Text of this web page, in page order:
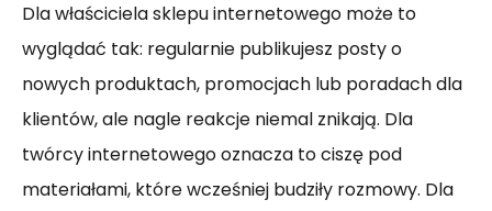
Dla właściciela sklepu internetowego może to
wyglądać tak: regularnie publikujesz posty o
nowych produktach, promocjach lub poradach dla
klientów, ale nagle reakcje niemal znikają. Dla
twórcy internetowego oznacza to ciszę pod
materiałami, które wcześniej budziły rozmowy. Dla